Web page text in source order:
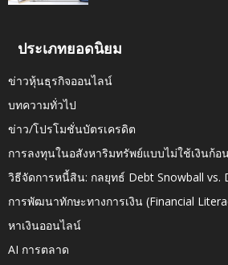
ประเภทยอดนิยม
ข่าวหุ้นธุรกิจออนไลน์
บทความทั่วไป
ข่าว/โปรโมชั่นบัตรเครดิต
การลงทุนในอสังหาริมทรัพย์แบบไม่ใช้เงินก้อ
วิธีจัดการหนี้สิน: กลยุทธ์ Debt Snowball vs.
การพัฒนาทักษะทางการเงิน (Financial
หาเงินออนไลน์
AI การตลาด